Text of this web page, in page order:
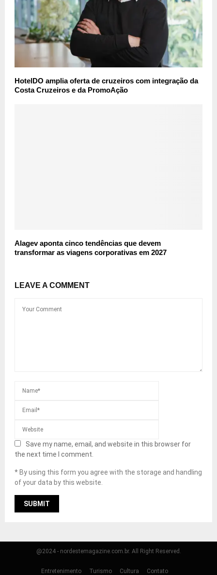
HotelDO amplia oferta de cruzeiros com integração da
Costa Cruzeiros e da PromoAção
Alagev aponta cinco tendências que devem
transformar as viagens corporativas em 2027
LEAVE A COMMENT
Save my name, email, and website in this browser for
the next time I comment.
* By using this form you agree with the storage and handling
of your data by this website.
@2024 - nordestemagazine.com.br. All Right Reserved.
Entretenimento Turismo Cultura Contato